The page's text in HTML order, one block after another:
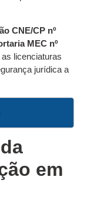
CNE/CP nº
MEC nº
licenciaturas
jurídica a
em